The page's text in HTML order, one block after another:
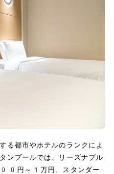
る都市やホテルのランクによ
ンブールでは、リーズナブル
円～1万円、スタンダー